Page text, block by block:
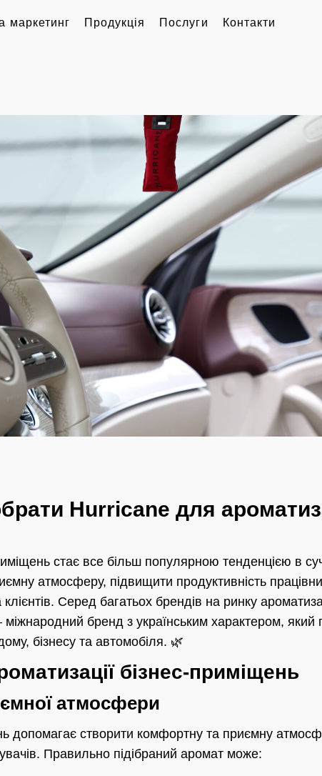
маркетинг Продукція Послуги Контакти
Hurricane для
стає все більш популярною тенденцією в
атмосферу, підвищити продуктивність
Серед багатьох брендів на ринку
бренд з українським характером, який
бізнесу та автомобіля. 🌿
бізнес-приміщень
атмосфери
допомагає створити комфортну та приємну
Правильно підібраний аромат може: